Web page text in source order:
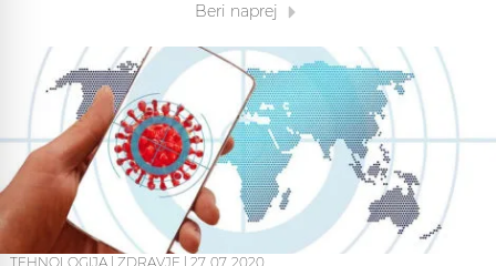
Beri naprej
TEHNOLOGIJA ZDRAVJE 27. 07. 2020